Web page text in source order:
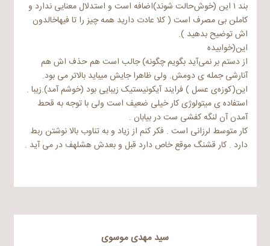
بند ۱ این (خوش‌حالت شوند)اضافه است و استدلال معنایی ندارد و
کاملن بی مصرف است ( کلا عادت دارید همه چیز را تا فیهاخالدون
اش توضیح بدهید ).
این(خوابیده
از دستم بر نمی‌آید بگویم چگونه) جالب است هم حذف اش هم
آنارشی جمله ی دومش. ولی ظاهرا جایش میباید بالاتر می بود.
این(کوزه‌ی عسل ) فرایند آیکونیستیک زیبایی بود (خوشم آمد).زیبا .
استفاده ی میتولوژی کار خیلی ضعیف است ولی با توجه به قحط
آمدن آن لنگه کفشی ست در بیابان .
کار متوسط لرزانی است . فکر کنم از زیاد و به تناوب بالا نوشتن ربط
دارد . کار قشنگ موقع خاص دارد قبل و بعدش هشلهف در می آید .
سید مهدی موسوی